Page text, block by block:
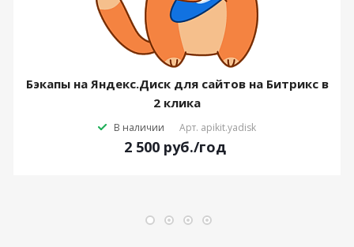
Бэкапы на Яндекс.Диск для сайтов на Битрикс в
2 клика
В наличии Арт. apikit.yadisk
2 500 руб./год